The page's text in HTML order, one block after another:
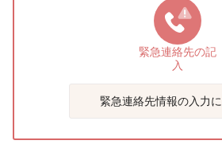
緊急連絡先の記
入
緊急連絡先情報の入力